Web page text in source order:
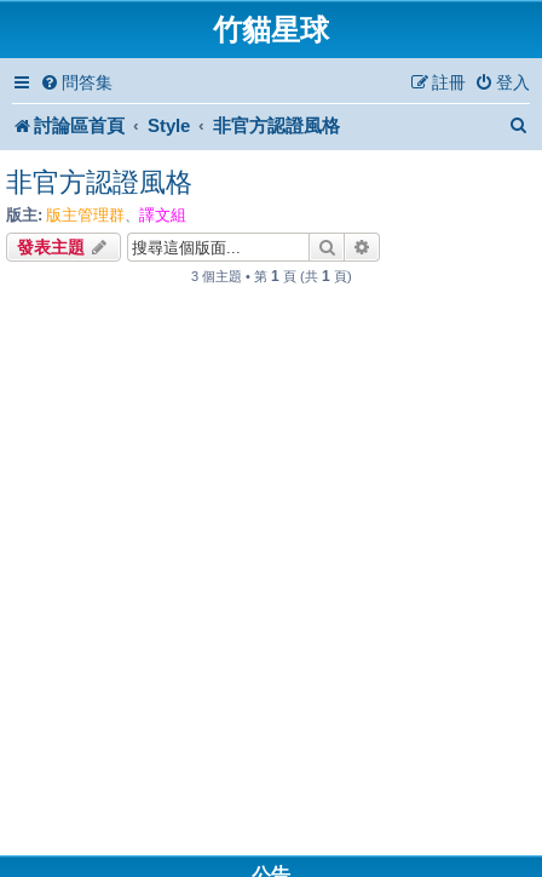
竹貓星球
問答集 登入
註冊
討論區首頁 Style 非官方認證風格
非官方認證風格
版主: 版主管理群、 譯文組
發表主題 搜尋
3 個主題 • 第 1 頁 (共 1 頁)